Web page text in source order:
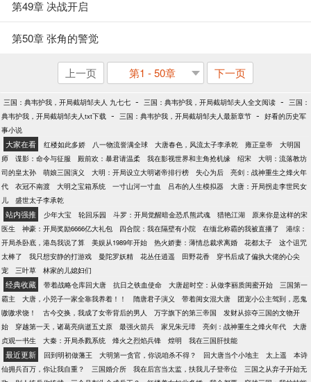
第49章 决战开启
第50章 张角的警觉
上一页 第1 - 50章 下一页
三国：典韦护我，开局截胡邹夫人 九七七 - 三国：典韦护我，开局截胡邹夫人全文阅读 - 三国：
典韦护我，开局截胡邹夫人txt下载 - 三国：典韦护我，开局截胡邹夫人最新章节 - 好看的历史军
事小说
大家在看 红楼如此多娇 八一物流誉满全球 大唐春色，风流太子李承乾 雍正皇帝
大明国
师
谍影：命令与征服 殿前欢：暴君请温柔 我在影视世界和主角抢机缘 绍宋
大明：流落教坊
司的皇太孙
萌娘三国演义 大明：开局设立大明诸帝排行榜 失心为后
亮剑：战神重生之烽火年
代
衣冠不南渡 大明之宝箱系统 一寸山河一寸血 吕布的人生模拟器
大唐：开局拐走李世民女
儿
盛世太子李承乾
站内强推 少年大宝 轮回乐园 斗罗：开局觉醒暗金恐爪熊武魂 猎艳江湖
原来你是这样的宋
医生
神豪：开局奖励6666亿大礼包 四合院：我在隔壁有小院 在缅北称霸的我被直播了
港综：
开局杀卧底，港岛我说了算
美娱从1989年开始 热火娇妻：薄情总裁求离婚 花都太子
这个诅咒
太棒了
我只想安静的打游戏 曼陀罗妖精 花丛任逍遥 田野花香
穿书后成了偏执大佬的心尖
宠
三叶草 林家的儿媳妇们
经典收藏 带着战略仓库回大唐 抗日之铁血使命 大唐超时空：从做李丽质闺蜜开始
三国第一
霸主
大唐，小兕子一家全靠我养着！！ 隋唐君子演义 带着闺女混大唐
团宠小公主驾到，恶鬼
嗷嗷求饶！
古今交换，我成了女帝背后的男人 万字旗下的第三帝国
发财从掠夺三国的文物开
始
穿越第一天，诸葛亮病逝五丈原 最强火箭兵 家兄朱元璋 亮剑：战神重生之烽火年代
大唐
贞观一书生
大秦：开局杀戮系统 烽火之烈焰兵锋 煌明 我在三国肝技能
最近更新 回到明初做藩王 大明第一贪官，你说咱杀不得？ 回大唐当个小地主 太上遥
本诗
仙拥兵百万，你让我自重？
三国婚介所 我在后宫当太监，扶我儿子登帝位
三国之从弃子开始无